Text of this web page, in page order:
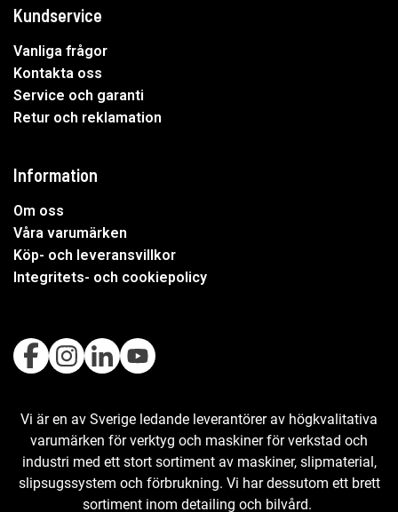
Kundservice
Vanliga frågor
Kontakta oss
Service och garanti
Retur och reklamation
Information
Om oss
Våra varumärken
Köp- och leveransvillkor
Integritets- och cookiepolicy
Vi är en av Sverige ledande leverantörer av högkvalitativa
varumärken för verktyg och maskiner för verkstad och
industri med ett stort sortiment av maskiner, slipmaterial,
slipsugssystem och förbrukning. Vi har dessutom ett brett
sortiment inom detailing och bilvård.